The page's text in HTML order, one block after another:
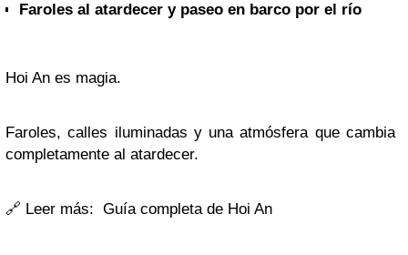
Faroles al atardecer y paseo en barco por el río
Hoi An es magia.
Faroles, calles iluminadas y una atmósfera que cambia
completamente al atardecer.
🔗 Leer más: Guía completa de Hoi An